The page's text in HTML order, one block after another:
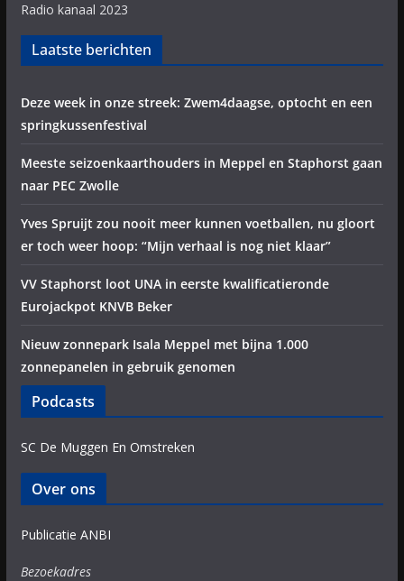
Radio kanaal 2023
Laatste berichten
Deze week in onze streek: Zwem4daagse, optocht en een
springkussenfestival
Meeste seizoenkaarthouders in Meppel en Staphorst gaan
naar PEC Zwolle
Yves Spruijt zou nooit meer kunnen voetballen, nu gloort
er toch weer hoop: “Mijn verhaal is nog niet klaar”
VV Staphorst loot UNA in eerste kwalificatieronde
Eurojackpot KNVB Beker
Nieuw zonnepark Isala Meppel met bijna 1.000
zonnepanelen in gebruik genomen
Podcasts
SC De Muggen En Omstreken
Over ons
Publicatie ANBI
Bezoekadres